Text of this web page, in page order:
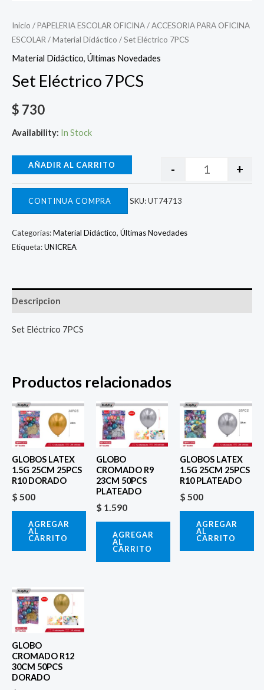
Inicio /PAPELERIA ESCOLAR OFICINA/ACCESORIA PARA OFICINA
ESCOLAR /Material Didáctico / Set Eléctrico 7PCS
Material Didáctico, Últimas Novedades
Set Eléctrico 7PCS
$ 730
Availability: In Stock
- +
AÑADIR AL CARRITO
CONTINUA COMPRA SKU:UT74713
Categorías:Material Didáctico, Últimas Novedades
Etiqueta:UNICREA
Descripcion
Set Eléctrico 7PCS
Productos relacionados
GLOBOS LATEX
1.5G 25CM 25PCS
R10 DORADO
$ 500
AGREGAR
AL
CARRITO
GLOBO
CROMADO R9
23CM 50PCS
PLATEADO
$ 1.590
AGREGAR
AL
CARRITO
GLOBOS LATEX
1.5G 25CM 25PCS
R10 PLATEADO
$ 500
AGREGAR
AL
CARRITO
GLOBO
CROMADO R12
30CM 50PCS
DORADO